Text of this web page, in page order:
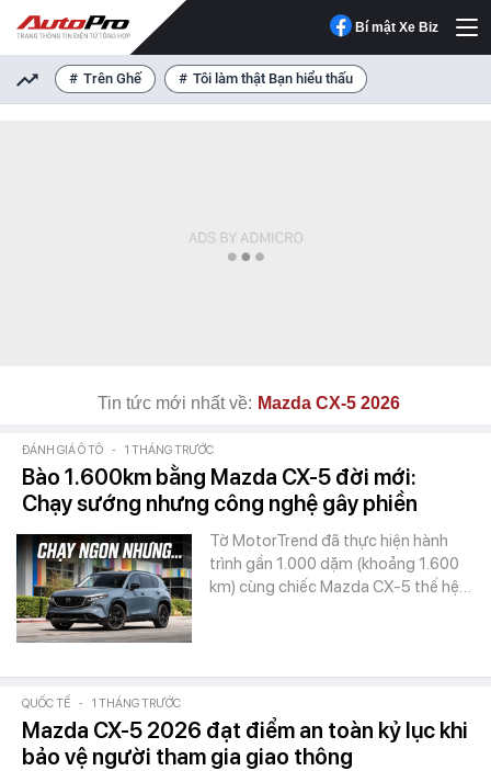
Bí mật Xe Biz
Trên Ghế Tôi làm thật Bạn hiểu thấu
Tin tức mới nhất về: Mazda CX-5 2026
ĐÁNH GIÁ Ô TÔ - 1 THÁNG TRƯỚC
Bào 1.600km bằng Mazda CX-5 đời mới:
Chạy sướng nhưng công nghệ gây phiền
Tờ MotorTrend đã thực hiện hành
trình gần 1.000 dặm (khoảng 1.600
km) cùng chiếc Mazda CX-5 thế hệ…
QUỐC TẾ - 1 THÁNG TRƯỚC
Mazda CX-5 2026 đạt điểm an toàn kỷ lục khi
bảo vệ người tham gia giao thông